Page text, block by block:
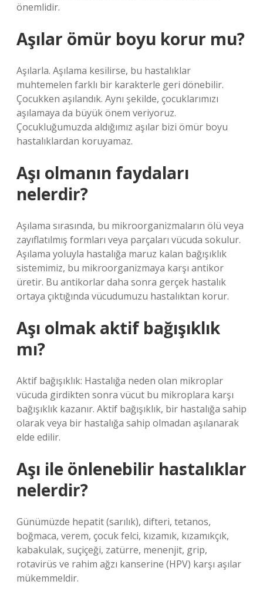
önemlidir.
Aşılar ömür boyu korur mu?
Aşılarla. Aşılama kesilirse, bu hastalıklar
muhtemelen farklı bir karakterle geri dönebilir.
Çocukken aşılandık. Aynı şekilde, çocuklarımızı
aşılamaya da büyük önem veriyoruz.
Çocukluğumuzda aldığımız aşılar bizi ömür boyu
hastalıklardan koruyamaz.
Aşı olmanın faydaları
nelerdir?
Aşılama sırasında, bu mikroorganizmaların ölü veya
zayıflatılmış formları veya parçaları vücuda sokulur.
Aşılama yoluyla hastalığa maruz kalan bağışıklık
sistemimiz, bu mikroorganizmaya karşı antikor
üretir. Bu antikorlar daha sonra gerçek hastalık
ortaya çıktığında vücudumuzu hastalıktan korur.
Aşı olmak aktif bağışıklık
mı?
Aktif bağışıklık: Hastalığa neden olan mikroplar
vücuda girdikten sonra vücut bu mikroplara karşı
bağışıklık kazanır. Aktif bağışıklık, bir hastalığa sahip
olarak veya bir hastalığa sahip olmadan aşılanarak
elde edilir.
Aşı ile önlenebilir hastalıklar
nelerdir?
Günümüzde hepatit (sarılık), difteri, tetanos,
boğmaca, verem, çocuk felci, kızamık, kızamıkçık,
kabakulak, suçiçeği, zatürre, menenjit, grip,
rotavirüs ve rahim ağzı kanserine (HPV) karşı aşılar
mükemmeldir.